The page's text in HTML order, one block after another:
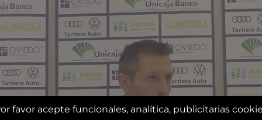
favor acepte funcionales, analítica, publicitarias